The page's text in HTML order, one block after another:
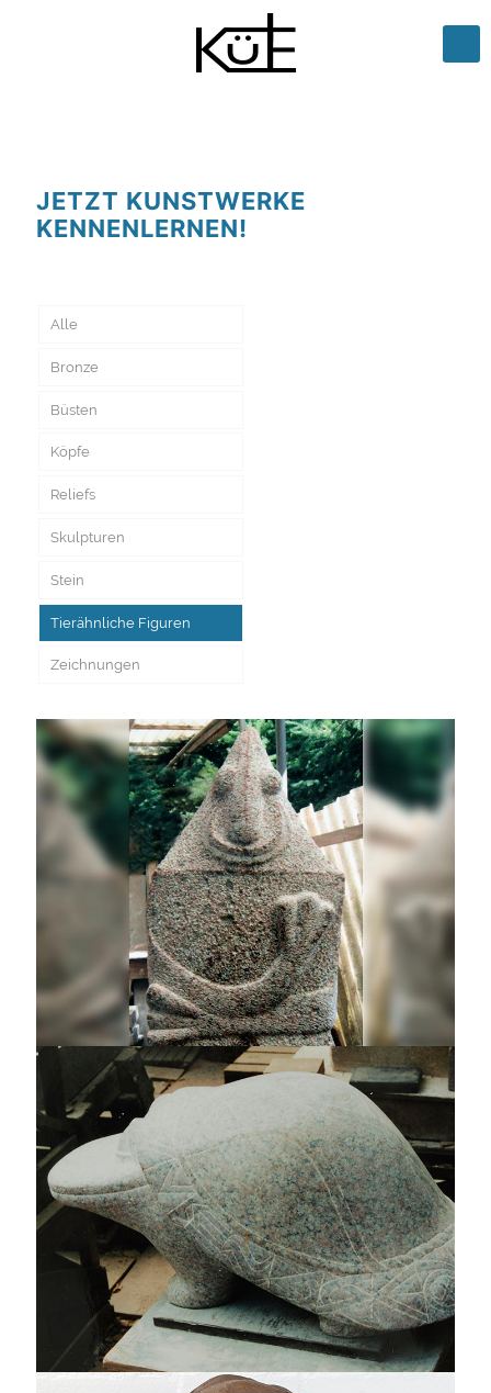
JETZT KUNSTWERKE
KENNENLERNEN!
Alle
Bronze
Büsten
Köpfe
Reliefs
Skulpturen
Stein
Tierähnliche Figuren
Zeichnungen
Spitzkopftyp